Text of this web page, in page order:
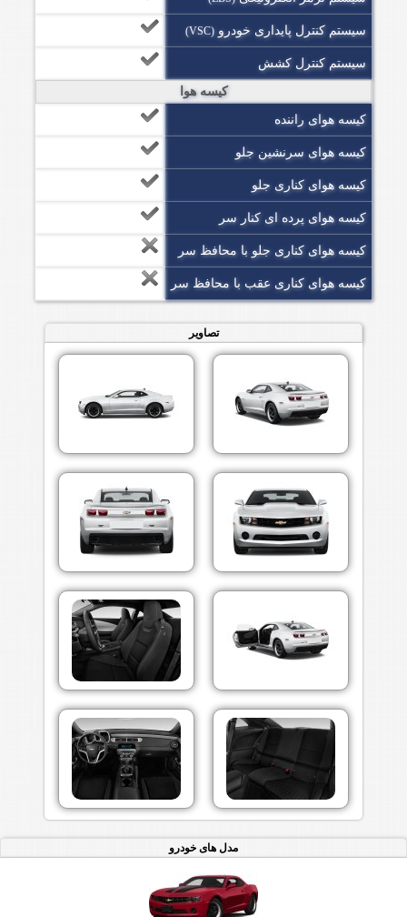
سیستم کنترل پایداری خودرو (VSC)
سیستم کنترل کشش
کیسه هوا
کیسه هوای راننده
کیسه هوای سرنشین جلو
کیسه هوای کناری جلو
کیسه هوای پرده ای کنار سر
کیسه هوای کناری جلو با محافظ سر
کیسه هوای کناری عقب با محافظ سر
تصاویر
مدل های خودرو